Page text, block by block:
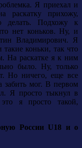
Я приехал и
прихожу,
Подхожу к
нет коньков. Ну, и
Владимирович. Я
коньки, так что
На раскатке я к ним
было. Ну, только
Но ничего, еще все
забить мог. В первом
Я просто тыкнул в
я просто такой,
России U18 и о